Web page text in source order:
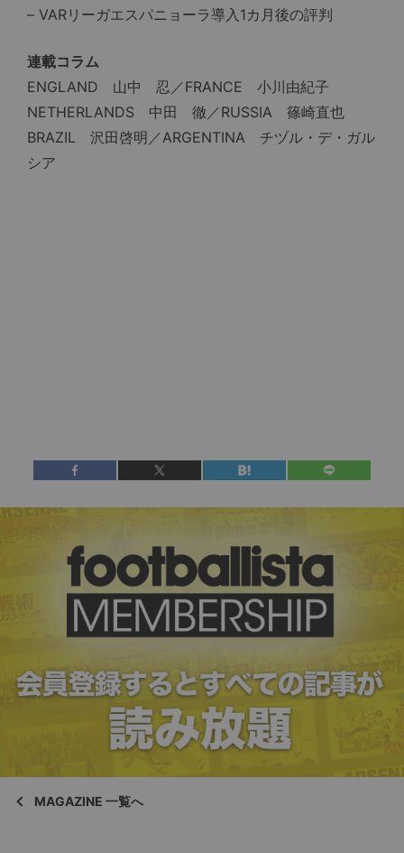
– VARリーガエスパニョーラ導入1カ月後の評判
連載コラム
ENGLAND 山中 忍／FRANCE 小川由紀子
NETHERLANDS 中田 徹／RUSSIA 篠崎直也
BRAZIL 沢田啓明／ARGENTINA チヅル・デ・ガル
シア
MAGAZINE 一覧へ